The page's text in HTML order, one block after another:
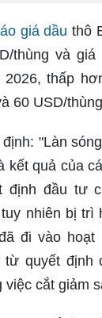
giá dầu thô
thùng và
2026, thấp
60 USD/
"Làn
kết quả của
định đầu tư
nhiên bị trì
đi vào hoạt
quyết định
việc cắt giảm